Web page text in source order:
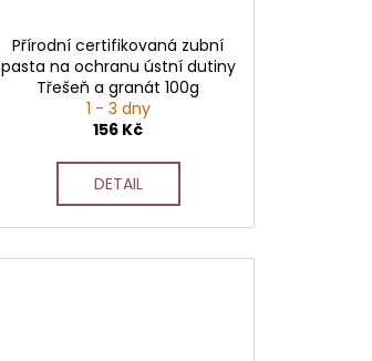
Přírodní certifikovaná zubní
pasta na ochranu ústní dutiny
Třešeň a granát 100g
1 - 3 dny
156 Kč
DETAIL